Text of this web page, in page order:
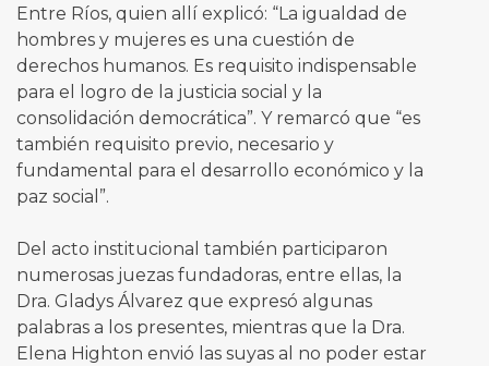
Entre Ríos, quien allí explicó: “La igualdad de
hombres y mujeres es una cuestión de
derechos humanos. Es requisito indispensable
para el logro de la justicia social y la
consolidación democrática”. Y remarcó que “es
también requisito previo, necesario y
fundamental para el desarrollo económico y la
paz social”.
Del acto institucional también participaron
numerosas juezas fundadoras, entre ellas, la
Dra. Gladys Álvarez que expresó algunas
palabras a los presentes, mientras que la Dra.
Elena Highton envió las suyas al no poder estar